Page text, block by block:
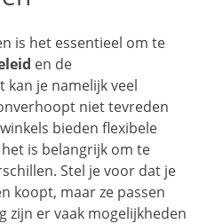
is het essentieel om te
en de
kan je namelijk veel
niet tevreden
bieden flexibele
is belangrijk om te
Stel je voor dat je
koopt, maar ze passen
zijn er vaak mogelijkheden